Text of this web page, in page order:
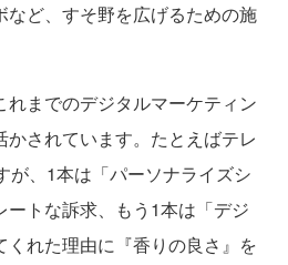
など、すそ野を広げるための施
までのデジタルマーケティン
されています。たとえばテレ
が、1本は「パーソナライズシ
ートな訴求、もう1本は「デジ
くれた理由に『香りの良さ』を